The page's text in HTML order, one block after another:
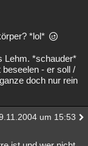
*lol*
Lehm. *schauder*
- er soll /
doch nur rein
um 15:53